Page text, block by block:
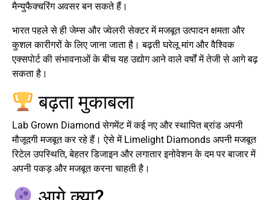
मैन्युफैक्चरिंग अवसर बन सकते हैं।
भारत पहले से ही जेम्स और ज्वेलरी सेक्टर में मजबूत उत्पादन क्षमता और
कुशल कारीगरों के लिए जाना जाता है। बढ़ती घरेलू मांग और वैश्विक
एक्सपोर्ट की संभावनाओं के बीच यह उद्योग आने वाले वर्षों में तेजी से आगे बढ़
सकता है।
बढ़ता मुकाबला
Lab Grown Diamond सेगमेंट में कई नए और स्थापित ब्रांड अपनी
मौजूदगी मजबूत कर रहे हैं। ऐसे में Limelight Diamonds अपनी मजबूत
रिटेल उपस्थिति, बेहतर डिजाइन और लगातार इनोवेशन के दम पर बाजार में
अपनी पकड़ और मजबूत करना चाहती है।